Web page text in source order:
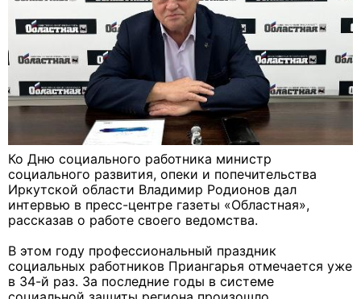
Ко Дню социального работника министр
социального развития, опеки и попечительства
Иркутской области Владимир Родионов дал
интервью в пресс-центре газеты «Областная»,
рассказав о работе своего ведомства.
В этом году профессиональный праздник
социальных работников Приангарья отмечается уже
в 34-й раз. За последние годы в системе